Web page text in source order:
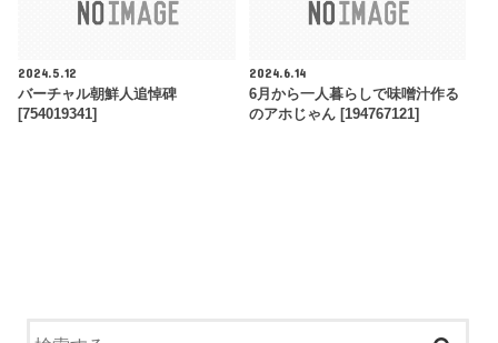
2024.5.12
バーチャル朝鮮人追悼碑
[754019341]
2024.6.14
6月から一人暮らしで味噌汁作る
のアホじゃん [194767121]